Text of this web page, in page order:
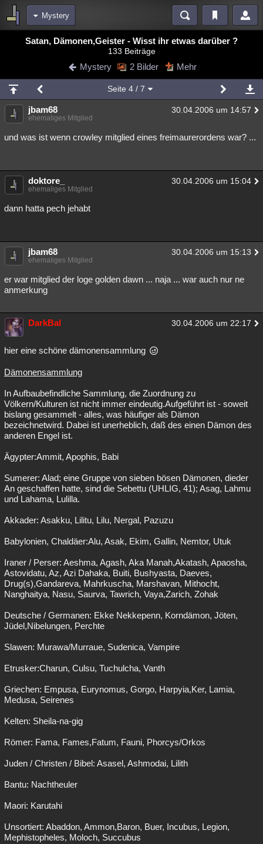
Mystery
Bereiche
Blogs Videos
Chat Wiki Neuigkeiten
meine Rubriken
Menschen Mystery Kriminalfälle
Spiritualität Verschwörungen Technologie Ufologie
weitere Rubriken
Philosophie Träume
Musik Clash Verbesserungen Allmystery English
Übersichten
Besucht Teilgenommen Alle Neue Geschlossen
Satan, Dämonen,Geister - Wisst ihr etwas darüber ?
133 Beiträge
Mystery 2 Bilder Mehr
Seite 4/ 7
jbam68 30.04.2006 um 14:57
ehemaliges Mitglied
und was ist wenn crowley mitglied eines freimaurerordens war? ...
doktore_ 30.04.2006 um 15:04
ehemaliges Mitglied
dann hatta pech jehabt
jbam68 30.04.2006 um 15:13
ehemaliges Mitglied
er war mitglied der loge golden dawn ... naja ... war auch nur ne
anmerkung
DarkBal 30.04.2006 um 22:17
hier eine schöne dämonensammlung
Dämonensammlung
In Aufbaubefindliche Sammlung, die Zuordnung zu
Völkern/Kulturen ist nicht immer eindeutig.Aufgeführt ist - soweit
bislang gesammelt - alles, was häufiger als Dämon
bezeichnetwird. Dabei ist unerheblich, daß des einen Dämon des
anderen Engel ist.
Ägypter:Ammit, Apophis, Babi
Sumerer: Alad; eine Gruppe von sieben bösen Dämonen, dieder
An geschaffen hatte, sind die Sebettu (UHLIG, 41); Asag, Lahmu
und Lahama, Lulilla.
Akkader: Asakku, Lilitu, Lilu, Nergal, Pazuzu
Babylonien, Chaldäer:Alu, Asak, Ekim, Gallin, Nemtor, Utuk
Iraner / Perser: Aeshma, Agash, Aka Manah,Akatash, Apaosha,
Astovidatu, Az, Azi Dahaka, Buiti, Bushyasta, Daeves,
Drug(s),Gandareva, Mahrkuscha, Marshavan, Mithocht,
Nanghaitya, Nasu, Saurva, Tawrich, Vaya,Zarich, Zohak
Deutsche / Germanen: Ekke Nekkepenn, Korndämon, Jöten,
Jüdel,Nibelungen, Perchte
Slawen: Murawa/Murraue, Sudenica, Vampire
Etrusker:Charun, Culsu, Tuchulcha, Vanth
Griechen: Empusa, Eurynomus, Gorgo, Harpyia,Ker, Lamia,
Medusa, Seirenes
Kelten: Sheila-na-gig
Römer: Fama, Fames,Fatum, Fauni, Phorcys/Orkos
Juden / Christen / Bibel: Asasel, Ashmodai, Lilith
Bantu: Nachtheuler
Maori: Karutahi
Unsortiert: Abaddon, Ammon,Baron, Buer, Incubus, Legion,
Mephistopheles, Moloch, Succubus